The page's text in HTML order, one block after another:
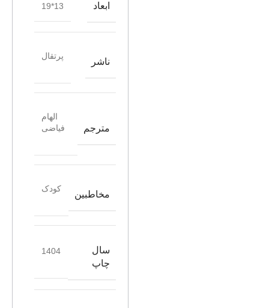
ابعاد 13*19
ناشر
پرتقال
مترجم
الهام
فیاضی
مخاطبین
کودک
سال
چاپ
1404